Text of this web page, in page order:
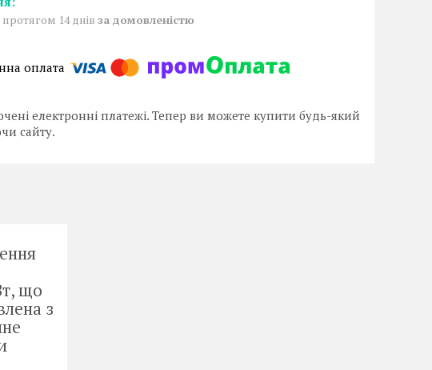
14 днів за домовленістю
електронні платежі. Тепер ви можете купити будь-який
сайту.
що
з